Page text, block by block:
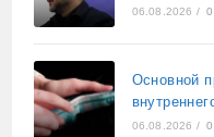
06.08.2026 /
Основной
06.08.2026 /